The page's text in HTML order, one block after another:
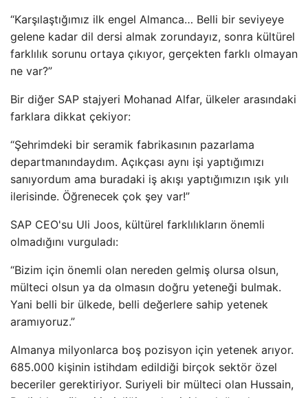
“Karşılaştığımız ilk engel Almanca… Belli bir seviyeye
gelene kadar dil dersi almak zorundayız, sonra kültürel
farklılık sorunu ortaya çıkıyor, gerçekten farklı olmayan
ne var?”
Bir diğer SAP stajyeri Mohanad Alfar, ülkeler arasındaki
farklara dikkat çekiyor:
“Şehrimdeki bir seramik fabrikasının pazarlama
departmanındaydım. Açıkçası aynı işi yaptığımızı
sanıyordum ama buradaki iş akışı yaptığımızın ışık yılı
ilerisinde. Öğrenecek çok şey var!”
SAP CEO'su Uli Joos, kültürel farklılıkların önemli
olmadığını vurguladı:
“Bizim için önemli olan nereden gelmiş olursa olsun,
mülteci olsun ya da olmasın doğru yeteneği bulmak.
Yani belli bir ülkede, belli değerlere sahip yetenek
aramıyoruz.”
Almanya milyonlarca boş pozisyon için yetenek arıyor.
685.000 kişinin istihdam edildiği birçok sektör özel
beceriler gerektiriyor. Suriyeli bir mülteci olan Hussain,